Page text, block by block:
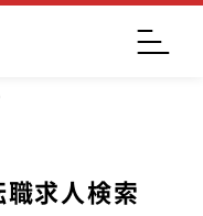
求人検索